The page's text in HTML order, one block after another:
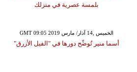
بلمسة عصرية في منزلك
GMT 09:05 2019 الخميس ,14 آذار/ مارس
أسما منير تُوضِّح دورها في "الفيل الأزرق"